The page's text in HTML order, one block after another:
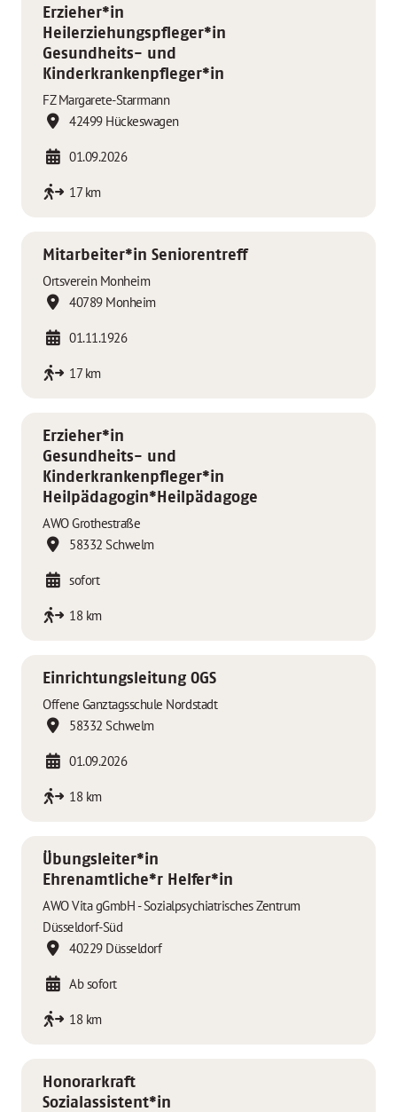
Erzieher*in
Heilerziehungspfleger*in
Gesundheits- und
Kinderkrankenpfleger*in
FZ Margarete-Starrmann
42499 Hückeswagen
01.09.2026
17 km
Mitarbeiter*in Seniorentreff
Ortsverein Monheim
40789 Monheim
01.11.1926
17 km
Erzieher*in
Gesundheits- und
Kinderkrankenpfleger*in
Heilpädagogin*Heilpädagoge
AWO Grothestraße
58332 Schwelm
sofort
18 km
Einrichtungsleitung OGS
Offene Ganztagsschule Nordstadt
58332 Schwelm
01.09.2026
18 km
Übungsleiter*in
Ehrenamtliche*r Helfer*in
AWO Vita gGmbH - Sozialpsychiatrisches Zentrum
Düsseldorf-Süd
40229 Düsseldorf
Ab sofort
18 km
Honorarkraft
Sozialassistent*in